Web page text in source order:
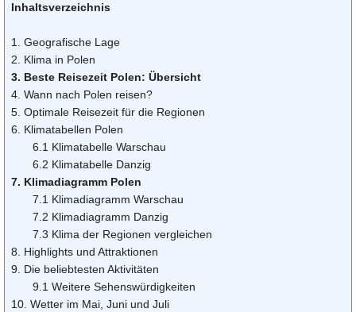
Inhaltsverzeichnis
1. Geografische Lage
2. Klima in Polen
3. Beste Reisezeit Polen: Übersicht
4. Wann nach Polen reisen?
5. Optimale Reisezeit für die Regionen
6. Klimatabellen Polen
6.1 Klimatabelle Warschau
6.2 Klimatabelle Danzig
7. Klimadiagramm Polen
7.1 Klimadiagramm Warschau
7.2 Klimadiagramm Danzig
7.3 Klima der Regionen vergleichen
8. Highlights und Attraktionen
9. Die beliebtesten Aktivitäten
9.1 Weitere Sehenswürdigkeiten
10. Wetter im Mai, Juni und Juli